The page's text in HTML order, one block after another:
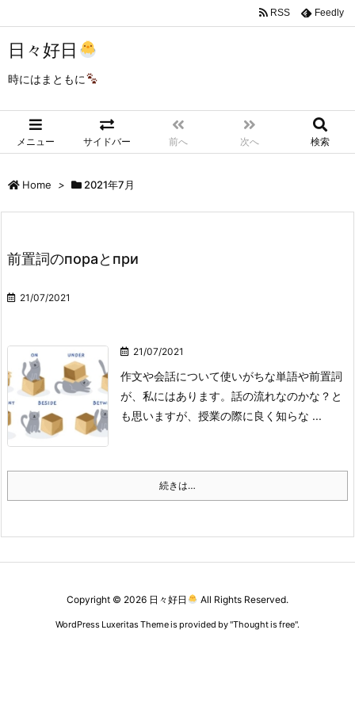
日々好日
時にはまともに
メニュー サイドバー 前へ 次へ 検索
RSS Feedly
Home > 2021年7月
前置詞のпораとпри
21/07/2021
21/07/2021
作文や会話について使いがちな単語や前置詞
が、私にはあります。 話の流れなのかな？と
も思いますが、授業の際に良く知らな ...
続きは…
Copyright © 2026 日々好日 All Rights Reserved.
WordPress Luxeritas Theme is provided by "Thought is free".